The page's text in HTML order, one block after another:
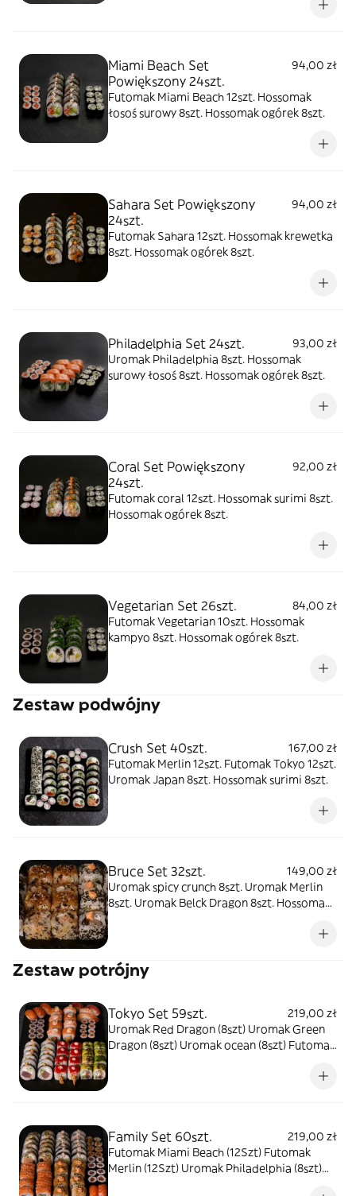
Miami Beach Set
Powiększony 24szt.
94,00 zł
Futomak Miami Beach 12szt. Hossomak
łosoś surowy 8szt. Hossomak ogórek 8szt.
Sahara Set Powiększony
24szt.
94,00 zł
Futomak Sahara 12szt. Hossomak krewetka
8szt. Hossomak ogórek 8szt.
Philadelphia Set 24szt.
93,00 zł
Uromak Philadelphia 8szt. Hossomak
surowy łosoś 8szt. Hossomak ogórek 8szt.
Coral Set Powiększony
24szt.
92,00 zł
Futomak coral 12szt. Hossomak surimi 8szt.
Hossomak ogórek 8szt.
Vegetarian Set 26szt.
84,00 zł
Futomak Vegetarian 10szt. Hossomak
kampyo 8szt. Hossomak ogórek 8szt.
Zestaw podwójny
Crush Set 40szt.
167,00 zł
Futomak Merlin 12szt. Futomak Tokyo 12szt.
Uromak Japan 8szt. Hossomak surimi 8szt.
Bruce Set 32szt.
149,00 zł
Uromak spicy crunch 8szt. Uromak Merlin
8szt. Uromak Belck Dragon 8szt. Hossomak
Zestaw potrójny
Tokyo Set 59szt.
219,00 zł
Uromak Red Dragon (8szt) Uromak Green
Dragon (8szt) Uromak ocean (8szt) Futomak
Nigiri tuńczyk surowy (2szt) Nigiri krewetka
Family Set 60szt.
219,00 zł
Futomak Miami Beach (12Szt) Futomak
Merlin (12Szt) Uromak Philadelphia (8szt)